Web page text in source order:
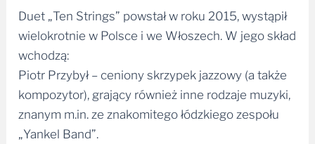
Duet „Ten Strings” powstał w roku 2015, wystąpił
wielokrotnie w Polsce i we Włoszech. W jego skład
wchodzą:
Piotr Przybył – ceniony skrzypek jazzowy (a także
kompozytor), grający również inne rodzaje muzyki,
znanym m.in. ze znakomitego łódzkiego zespołu
„Yankel Band”.